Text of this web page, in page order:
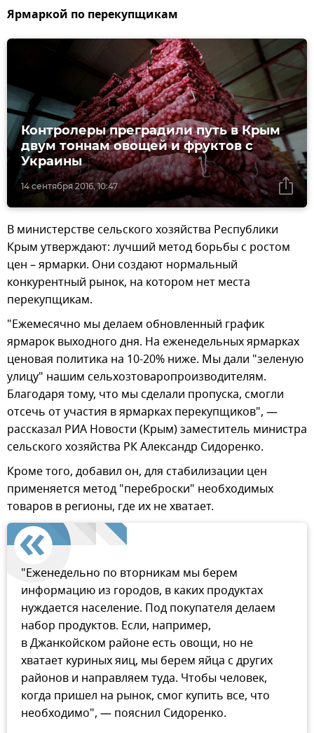
Ярмаркой по перекупщикам
14 сентября 2016, 10:47
Контролеры преградили путь в Крым
двум тоннам овощей и фруктов с
Украины
В министерстве сельского хозяйства Республики
Крым утверждают: лучший метод борьбы с ростом
цен – ярмарки. Они создают нормальный
конкурентный рынок, на котором нет места
перекупщикам.
"Ежемесячно мы делаем обновленный график
ярмарок выходного дня. На еженедельных ярмарках
ценовая политика на 10-20% ниже. Мы дали "зеленую
улицу" нашим сельхозтоваропроизводителям.
Благодаря тому, что мы сделали пропуска, смогли
отсечь от участия в ярмарках перекупщиков", —
рассказал РИА Новости (Крым) заместитель министра
сельского хозяйства РК Александр Сидоренко.
Кроме того, добавил он, для стабилизации цен
применяется метод "переброски" необходимых
товаров в регионы, где их не хватает.
"Еженедельно по вторникам мы берем
информацию из городов, в каких продуктах
нуждается население. Под покупателя делаем
набор продуктов. Если, например,
в Джанкойском районе есть овощи, но не
хватает куриных яиц, мы берем яйца с других
районов и направляем туда. Чтобы человек,
когда пришел на рынок, смог купить все, что
необходимо", — пояснил Сидоренко.